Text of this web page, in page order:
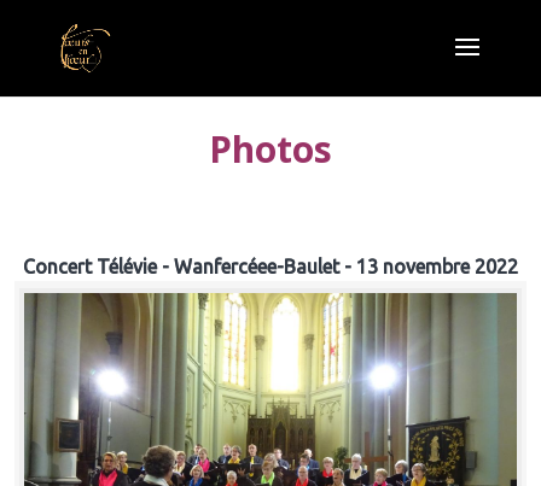
Photos
Concert Télévie - Wanfercéee-Baulet - 13 novembre 2022